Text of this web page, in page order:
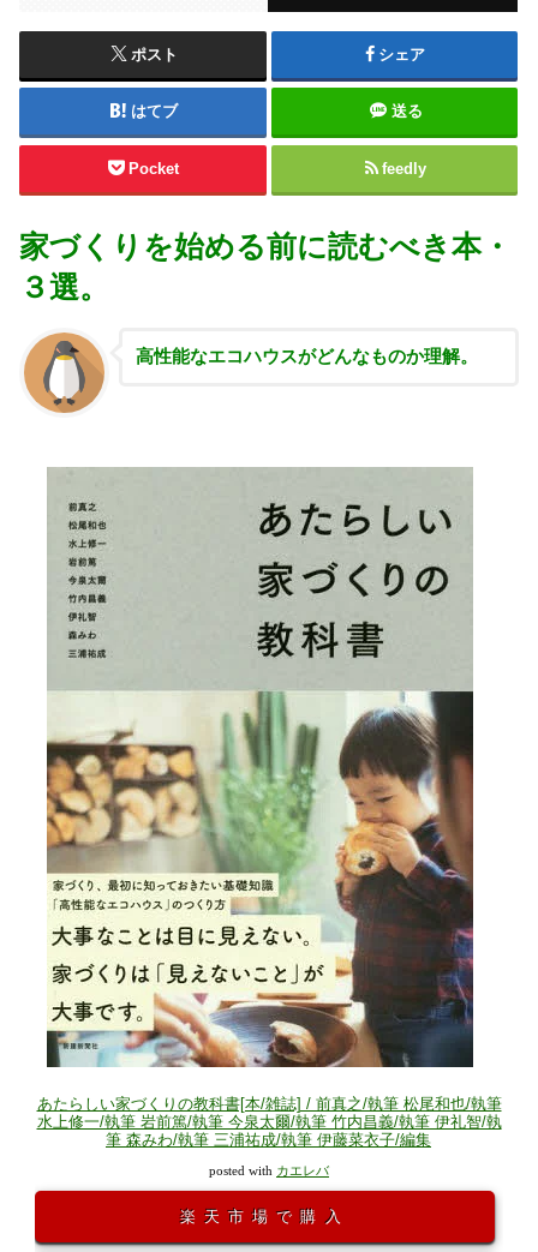
ポスト シェア
はてブ 送る
Pocket feedly
家づくりを始める前に読むべき本・
３選。
高性能なエコハウスがどんなものか理解。
あたらしい家づくりの教科書[本/雑誌] / 前真之/執筆 松尾和也/執筆
水上修一/執筆 岩前篤/執筆 今泉太爾/執筆 竹内昌義/執筆 伊礼智/執
筆 森みわ/執筆 三浦祐成/執筆 伊藤菜衣子/編集
posted with カエレバ
楽天市場で購入